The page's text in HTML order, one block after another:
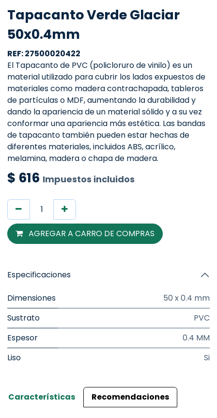
Tapacanto Verde Glaciar
50x0.4mm
REF: 27500020422
El Tapacanto de PVC (policloruro de vinilo) es un
material utilizado para cubrir los lados expuestos de
materiales como madera contrachapada, tableros
de partículas o MDF, aumentando la durabilidad y
dando la apariencia de un material sólido y a su vez
conformar una apariencia más estética. Las bandas
de tapacanto también pueden estar hechas de
diferentes materiales, incluidos ABS, acrílico,
melamina, madera o chapa de madera.
$ 616 Impuestos incluidos
AGREGAR A CARRO DE COMPRAS
Especificaciones
Dimensiones
50 x 0.4 mm
Sustrato
PVC
Espesor
0.4 MM
Liso
Si
Características Recomendaciones